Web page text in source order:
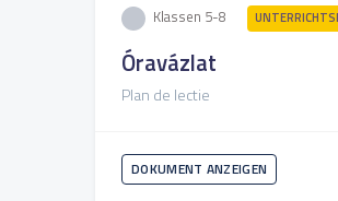
Klassen 5-8
Óravázlat
Plan de lectie
DOKUMENT ANZEIGEN